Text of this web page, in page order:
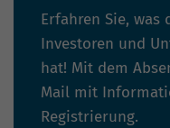
Erfahren Sie,
Investoren und
hat! Mit dem
Mail mit
Registrierung.